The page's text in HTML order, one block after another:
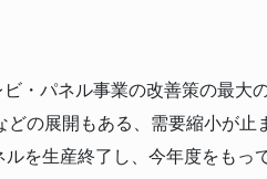
・パネル事業の改善策の最大
どの展開もある、需要縮小が
を生産終了し、今年度をもっ